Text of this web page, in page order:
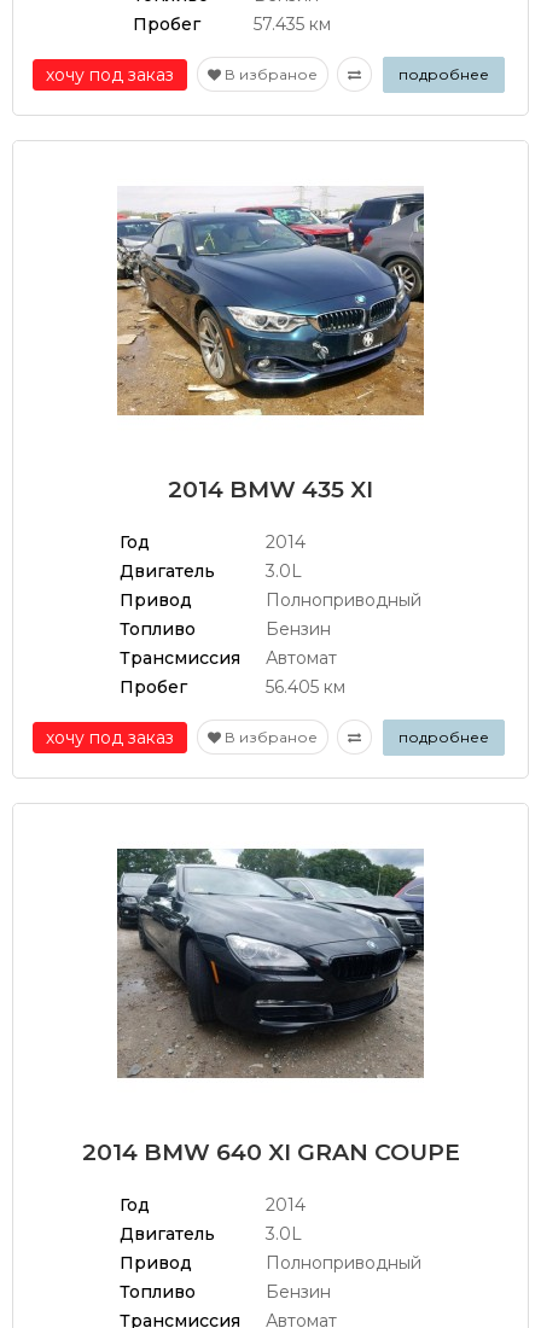
Пробег
57.435 км
хочу под заказ В избраное подробнее
2014 BMW 435 XI
Год
2014
Двигатель
3.0L
Привод
Полноприводный
Топливо
Бензин
Трансмиссия
Автомат
Пробег
56.405 км
хочу под заказ В избраное подробнее
2014 BMW 640 XI GRAN COUPE
Год
2014
Двигатель
3.0L
Привод
Полноприводный
Топливо
Бензин
Трансмиссия
Автомат